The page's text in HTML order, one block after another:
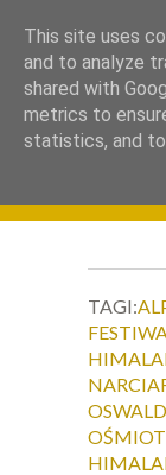
TAGI:
This site uses
and to analyze
shared with
metrics to
statistics, and